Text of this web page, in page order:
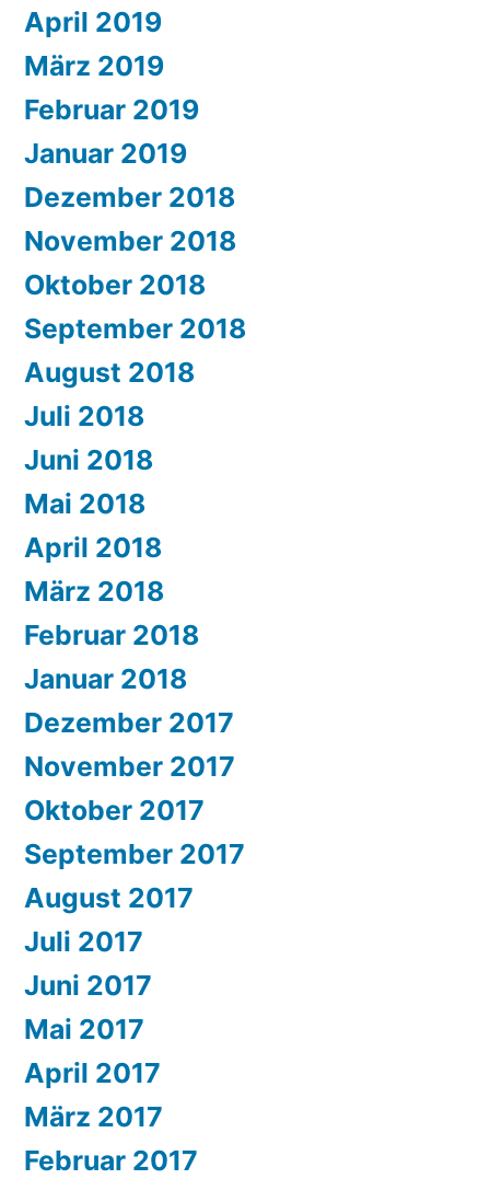
April 2019
März 2019
Februar 2019
Januar 2019
Dezember 2018
November 2018
Oktober 2018
September 2018
August 2018
Juli 2018
Juni 2018
Mai 2018
April 2018
März 2018
Februar 2018
Januar 2018
Dezember 2017
November 2017
Oktober 2017
September 2017
August 2017
Juli 2017
Juni 2017
Mai 2017
April 2017
März 2017
Februar 2017